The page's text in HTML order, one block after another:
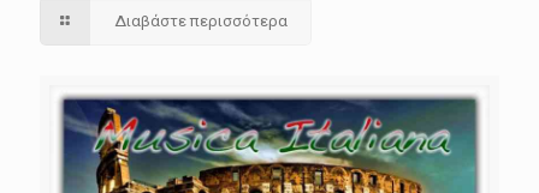
Διαβάστε περισσότερα